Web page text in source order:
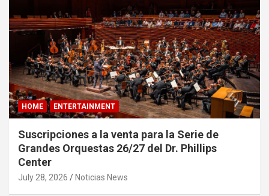
HOME ENTERTAINMENT
Suscripciones a la venta para la Serie de
Grandes Orquestas 26/27 del Dr. Phillips
Center
July 28, 2026 Noticias News